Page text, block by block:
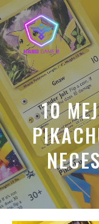
Saltar
al
contenido
10